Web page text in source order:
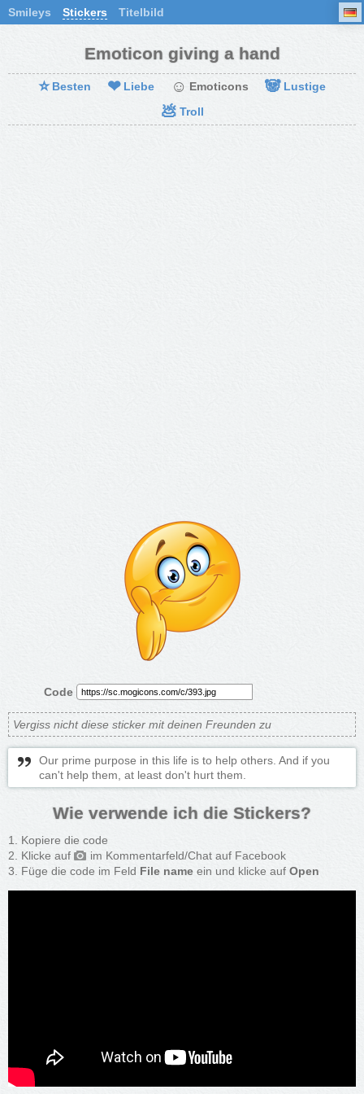
Smileys Stickers Titelbild
Emoticon giving a hand
⭐ Besten ❤ Liebe ☺ Emoticons 🐼 Lustige
💩 Troll
Code
Vergiss nicht diese sticker mit deinen Freunden zu
Our prime purpose in this life is to help others. And if you
can't help them, at least don't hurt them.
Wie verwende ich die Stickers?
Kopiere die code
Klicke auf
im Kommentarfeld/Chat auf Facebook
Füge die code im Feld File name ein und klicke auf Open